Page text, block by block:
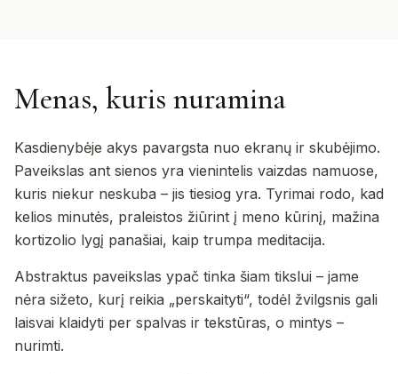
Menas, kuris nuramina
Kasdienybėje akys pavargsta nuo ekranų ir skubėjimo.
Paveikslas ant sienos yra vienintelis vaizdas namuose,
kuris niekur neskuba – jis tiesiog yra. Tyrimai rodo, kad
kelios minutės, praleistos žiūrint į meno kūrinį, mažina
kortizolio lygį panašiai, kaip trumpa meditacija.
Abstraktus paveikslas ypač tinka šiam tikslui – jame
nėra sižeto, kurį reikia „perskaityti“, todėl žvilgsnis gali
laisvai klaidyti per spalvas ir tekstūras, o mintys –
nurimti.